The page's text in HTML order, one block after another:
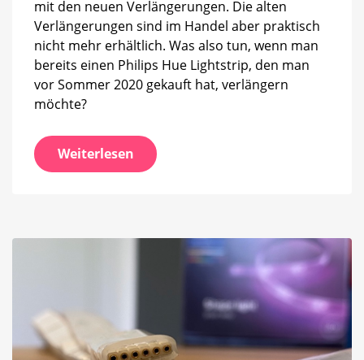
mit den neuen Verlängerungen. Die alten
Verlängerungen sind im Handel aber praktisch
nicht mehr erhältlich. Was also tun, wenn man
bereits einen Philips Hue Lightstrip, den man
vor Sommer 2020 gekauft hat, verlängern
möchte?
Weiterlesen